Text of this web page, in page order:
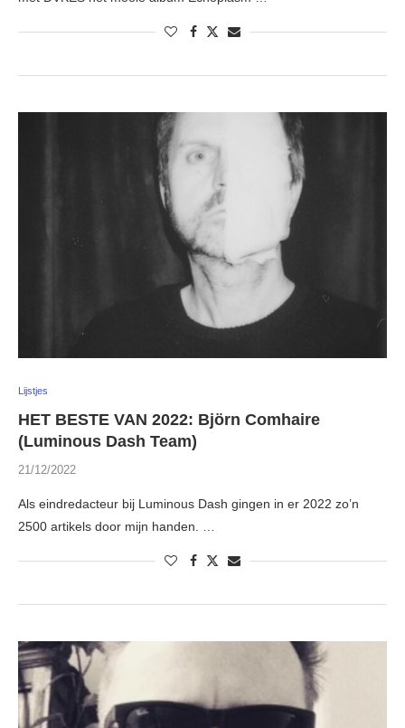
Lijstjes
HET BESTE VAN 2022: Björn Comhaire
(Luminous Dash Team)
21/12/2022
Als eindredacteur bij Luminous Dash gingen in er 2022 zo’n
2500 artikels door mijn handen. …